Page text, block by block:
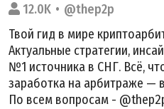
12.0K
@thep2p
Твой гид в мире
Актуальные стратегии,
№1 источника в СНГ. Всё,
заработка на арбитраже —
По всем вопросам -